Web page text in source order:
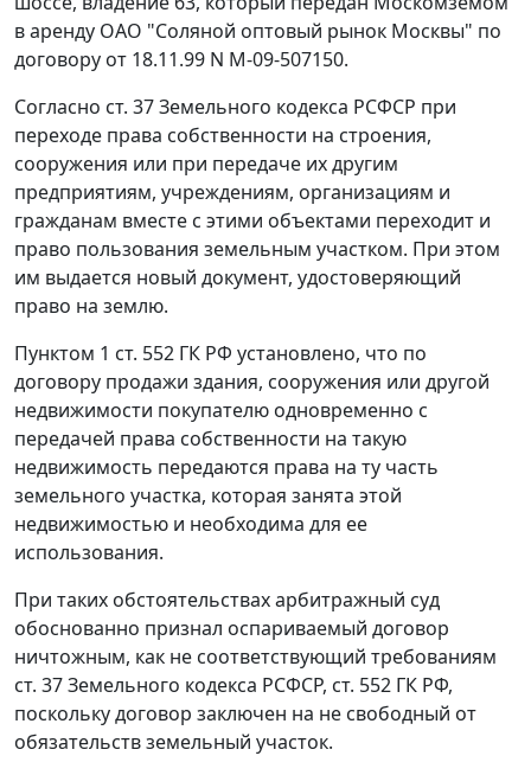
в аренду ОАО "Соляной оптовый рынок Москвы" по
договору от 18.11.99 N М-09-507150.
Согласно ст. 37Земельного кодекса РСФСР при
переходе права собственности на строения,
сооружения или при передаче их другим
предприятиям, учреждениям, организациям и
гражданам вместе с этими объектами переходит и
право пользования земельным участком. При этом
им выдается новый документ, удостоверяющий
право на землю.
Пунктом 1 ст. 552 ГК РФ установлено, что по
договору продажи здания, сооружения или другой
недвижимости покупателю одновременно с
передачей права собственности на такую
недвижимость передаются права на ту часть
земельного участка, которая занята этой
недвижимостью и необходима для ее
использования.
При таких обстоятельствах арбитражный суд
обоснованно признал оспариваемый договор
ничтожным, как не соответствующий требованиям
ст. 37Земельного кодекса РСФСР, ст. 552 ГК РФ,
поскольку договор заключен на не свободный от
обязательств земельный участок.